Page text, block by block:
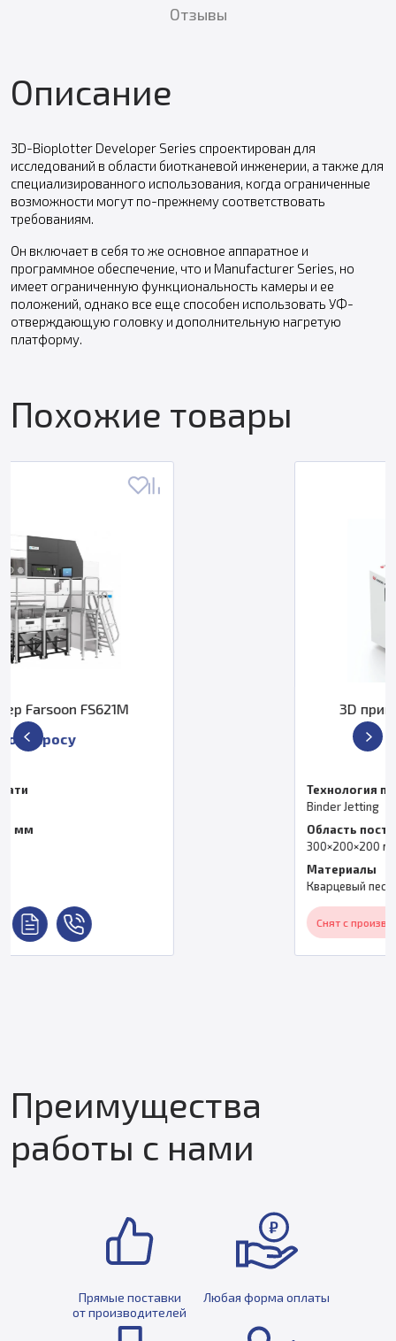
Отзывы
Описание
3D-Bioplotter Developer Series спроектирован для
исследований в области биотканевой инженерии, а также для
специализированного использования, когда ограниченные
возможности могут по-прежнему соответствовать
требованиям.
Он включает в себя то же основное аппаратное и
программное обеспечение, что и Manufacturer Series, но
имеет ограниченную функциональность камеры и ее
положений, однако все еще способен использовать УФ-
отверждающую головку и дополнительную нагретую
платформу.
Похожие товары
3D принтер KOCEL AJS
Кварцевый песок, керамический песок
Преимущества
работы с нами
Прямые поставки
от производителей
Любая форма оплаты